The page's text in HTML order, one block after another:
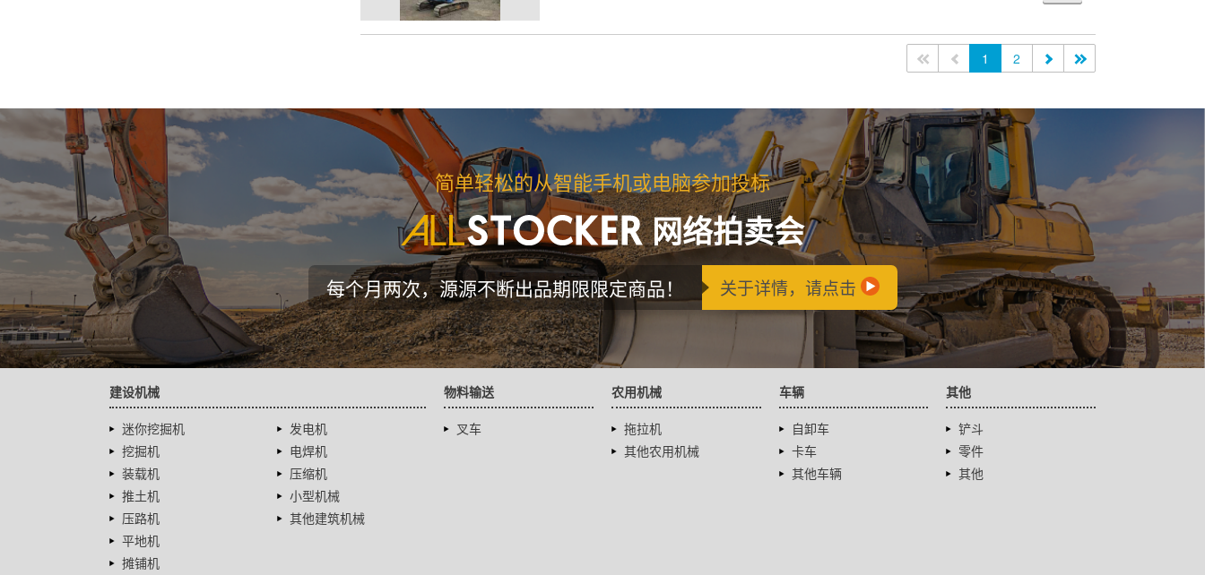
<< 1 2
简单轻松的从智能手机或电脑参加投标
网络拍卖会
每个月两次，源源不断出品期限限定商品！ 关于详情，请点击
建设机械
迷你挖掘机
挖掘机
装载机
推土机
压路机
平地机
摊铺机
发电机
电焊机
压缩机
小型机械
其他建筑机械
物料输送
叉车
农用机械
拖拉机
其他农用机械
车辆
自卸车
卡车
其他车辆
其他
铲斗
零件
其他